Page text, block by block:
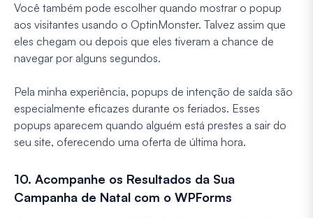
Você também pode escolher quando mostrar o popup
aos visitantes usando o OptinMonster. Talvez assim que
eles chegam ou depois que eles tiveram a chance de
navegar por alguns segundos.
Pela minha experiência, popups de intenção de saída são
especialmente eficazes durante os feriados. Esses
popups aparecem quando alguém está prestes a sair do
seu site, oferecendo uma oferta de última hora.
10. Acompanhe os Resultados da Sua
Campanha de Natal com o WPForms